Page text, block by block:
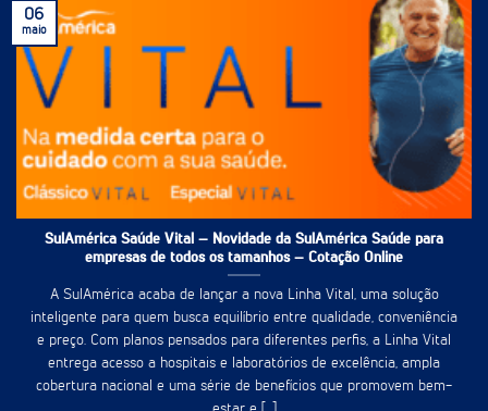
SulAmérica Saúde Vital – Novidade da SulAmérica Saúde para
empresas de todos os tamanhos – Cotação Online
A SulAmérica acaba de lançar a nova Linha Vital, uma solução
inteligente para quem busca equilíbrio entre qualidade, conveniência
e preço. Com planos pensados para diferentes perfis, a Linha Vital
entrega acesso a hospitais e laboratórios de excelência, ampla
cobertura nacional e uma série de benefícios que promovem bem-
06
maio